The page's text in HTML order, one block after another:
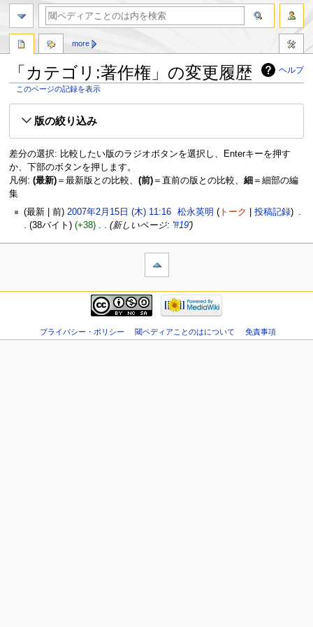
ヘルプ
「カテゴリ:著作権」の変更履歴
このページの記録を表示
ゲ
ー
シ
ョ
ン
移
に
移
動
版の絞り込み
差分の選択: 比較したい版のラジオボタンを選択し、Enterキーを押す
か、下部のボタンを押します。
凡例: (最新)＝最新版との比較、 (前)＝直前の版との比較、 細 ＝細部の編
集
最新
前 2007年2月15日 (木) 11:16 松永英明 トーク 投稿記録
38バイト
+38 新しいページ: '#19'
more
プライバシー・ポリシー 閾ペディアことのはについて 免責事項